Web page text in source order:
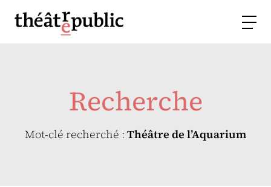
Recherche
Mot-clé recherché : Théâtre de l’Aquarium